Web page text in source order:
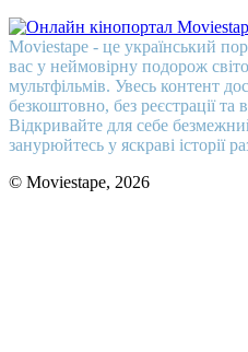
Moviestape - це український
вас у неймовірну подорож
мультфільмів. Увесь контент
безкоштовно, без реєстрації та
Відкривайте для себе
занурюйтесь у яскраві історії
© Moviestape, 2026